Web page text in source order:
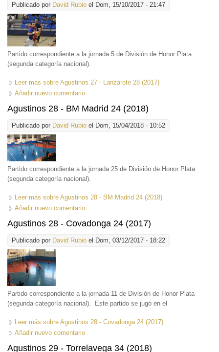
Publicado por David Rubio el Dom, 15/10/2017 - 21:47
Partido correspondiente a la jornada 5 de División de Honor Plata
(segunda categoría nacional).
Leer más sobre Agustinos 27 - Lanzarote 28 (2017)
Añadir nuevo comentario
Agustinos 28 - BM Madrid 24 (2018)
Publicado por David Rubio el Dom, 15/04/2018 - 10:52
Partido correspondiente a la jornada 25 de División de Honor Plata
(segunda categoría nacional).
Leer más sobre Agustinos 28 - BM Madrid 24 (2018)
Añadir nuevo comentario
Agustinos 28 - Covadonga 24 (2017)
Publicado por David Rubio el Dom, 03/12/2017 - 18:22
Partido correspondiente a la jornada 11 de División de Honor Plata
(segunda categoría nacional). Este partido se jugó en el
Leer más sobre Agustinos 28 - Covadonga 24 (2017)
Añadir nuevo comentario
Agustinos 29 - Torrelavega 34 (2018)